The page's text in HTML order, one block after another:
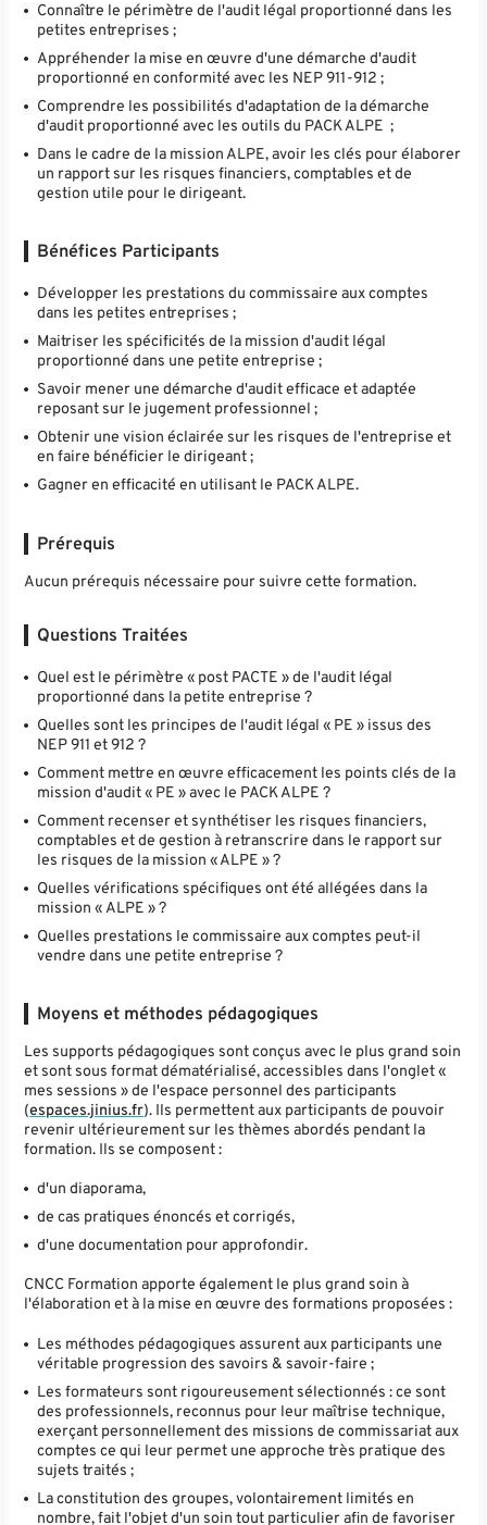
Connaître le périmètre de l'audit légal proportionné dans les
petites entreprises ;
Appréhender la mise en œuvre d'une démarche d'audit
proportionné en conformité avec les NEP 911-912 ;
Comprendre les possibilités d'adaptation de la démarche
d'audit proportionné avec les outils du PACK ALPE ;
Dans le cadre de la mission ALPE, avoir les clés pour élaborer
un rapport sur les risques financiers, comptables et de
gestion utile pour le dirigeant.
Bénéfices Participants
Développer les prestations du commissaire aux comptes
dans les petites entreprises ;
Maitriser les spécificités de la mission d'audit légal
proportionné dans une petite entreprise ;
Savoir mener une démarche d'audit efficace et adaptée
reposant sur le jugement professionnel ;
Obtenir une vision éclairée sur les risques de l'entreprise et
en faire bénéficier le dirigeant ;
Gagner en efficacité en utilisant le PACK ALPE.
Prérequis
Aucun prérequis nécessaire pour suivre cette formation.
Questions Traitées
Quel est le périmètre « post PACTE » de l'audit légal
proportionné dans la petite entreprise ?
Quelles sont les principes de l'audit légal « PE » issus des
NEP 911 et 912 ?
Comment mettre en œuvre efficacement les points clés de la
mission d'audit « PE » avec le PACK ALPE ?
Comment recenser et synthétiser les risques financiers,
comptables et de gestion à retranscrire dans le rapport sur
les risques de la mission « ALPE » ?
Quelles vérifications spécifiques ont été allégées dans la
mission « ALPE » ?
Quelles prestations le commissaire aux comptes peut-il
vendre dans une petite entreprise ?
Moyens et méthodes pédagogiques
Les supports pédagogiques sont conçus avec le plus grand soin
et sont sous format dématérialisé, accessibles dans l'onglet «
mes sessions » de l'espace personnel des participants
(espaces.jinius.fr). Ils permettent aux participants de pouvoir
revenir ultérieurement sur les thèmes abordés pendant la
formation. Ils se composent :
d'un diaporama,
de cas pratiques énoncés et corrigés,
d'une documentation pour approfondir.
CNCC Formation apporte également le plus grand soin à
l'élaboration et à la mise en œuvre des formations proposées :
Les méthodes pédagogiques assurent aux participants une
véritable progression des savoirs & savoir-faire ;
Les formateurs sont rigoureusement sélectionnés : ce sont
des professionnels, reconnus pour leur maîtrise technique,
exerçant personnellement des missions de commissariat aux
comptes ce qui leur permet une approche très pratique des
sujets traités ;
La constitution des groupes, volontairement limités en
nombre, fait l'objet d'un soin tout particulier afin de favoriser